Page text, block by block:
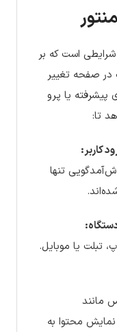
شرایطی است که بر
صفحه تغییر
یا پرو
تا:
کاربر:
تنها
تبلت یا موبایل.
مانند
محتوا به